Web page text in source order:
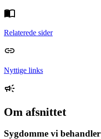
Relaterede sider
Nyttige links
Om afsnittet
Sygdomme vi behandler